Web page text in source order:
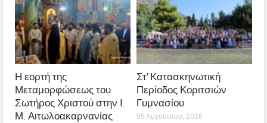
Η εορτή της
Μεταμορφώσεως του
Σωτήρος Χριστού στην Ι.
Μ. Αιτωλοακαρνανίας
Στ’ Κατασκηνωτική
Περίοδος Κοριτσιών
Γυμνασίου
05 Αυγούστου, 2026